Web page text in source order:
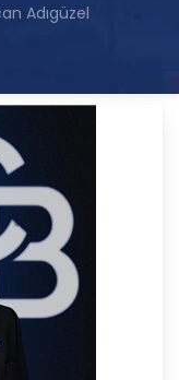
Adıgüzel